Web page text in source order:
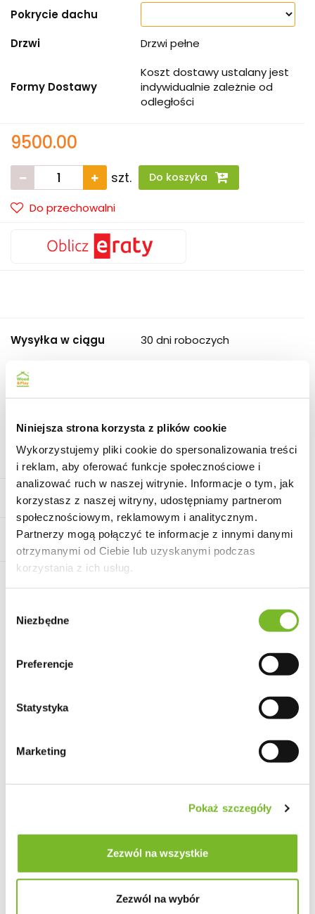
Niniejsza strona korzysta z plików cookie
Wykorzystujemy pliki cookie do spersonalizowania treści
i reklam, aby oferować funkcje społecznościowe i
analizować ruch w naszej witrynie. Informacje o tym, jak
korzystasz z naszej witryny, udostępniamy partnerom
społecznościowym, reklamowym i analitycznym.
Partnerzy mogą połączyć te informacje z innymi danymi
otrzymanymi od Ciebie lub uzyskanymi podczas
korzystania z ich usług.
zgody
Niezbędne
Preferencje
Statystyka
Marketing
Pokaż szczegóły
Zezwól na wszystkie
Zezwól na wybór
Pokrycie dachu
Drzwi
Drzwi pełne
Formy Dostawy
Koszt dostawy ustalany jest
indywidualnie zależnie od
odległości
9500.00
szt. Do koszyka
Do przechowalni
Wysyłka w ciągu
30 dni roboczych
Kurier cała Polska
Dostawa lokalna
Koszt dostawy do 150km od
767) i Szczecina (+48 797
indywidualnie
Zadaj pytanie
Pobierz produkt do PDF
GINA